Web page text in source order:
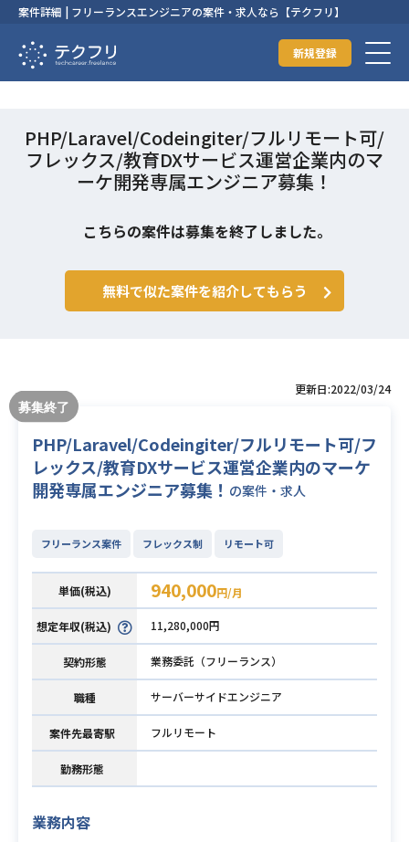
案件詳細 | フリーランスエンジニアの案件・求人なら【テクフリ】
新規登録
PHP/Laravel/Codeingiter/フルリモート可/
フレックス/教育DXサービス運営企業内のマ
ーケ開発専属エンジニア募集！
こちらの案件は募集を終了しました。
無料で似た案件を紹介してもらう
更新日:2022/03/24
PHP/Laravel/Codeingiter/フルリモート可/フ
レックス/教育DXサービス運営企業内のマーケ
開発専属エンジニア募集！ の案件・求人
フリーランス案件 フレックス制 リモート可
単価(税込) 940,000円/月
想定年収(税込) 11,280,000円
契約形態 業務委託（フリーランス）
職種 サーバーサイドエンジニア
案件先最寄駅 フルリモート
勤務形態
業務内容